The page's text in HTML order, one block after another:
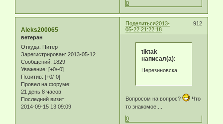
0
Поделиться 912
2013-
05-22 21:22:18
Aleks200065
ветеран
Откуда: Питер
Зарегистрирован: 2013-05-12
Сообщений: 1829
Уважение: [+0/-0]
Позитив: [+0/-0]
Провел на форуме:
21 день 8 часов
Последний визит:
2014-09-15 13:09:09
tiktak
написал(а):
Нерезиновска
Вопросом на вопрос?
Что
то знакомое....
0